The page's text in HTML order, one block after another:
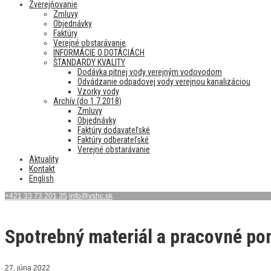
Zverejňovanie
Zmluvy
Objednávky
Faktúry
Verejné obstarávanie
INFORMÁCIE O DOTÁCIÁCH
ŠTANDARDY KVALITY
Dodávka pitnej vody verejným vodovodom
Odvádzanie odpadovej vody verejnou kanalizáciou
Vzorky vody
Archív (do 1.7.2018)
Zmluvy
Objednávky
Faktúry dodavateľské
Faktúry odberateľské
Verejné obstarávanie
Aktuality
Kontakt
English
+421 33 73 201 35 info@vshc.sk
Spotrebný materiál a pracovné
27. júna 2022